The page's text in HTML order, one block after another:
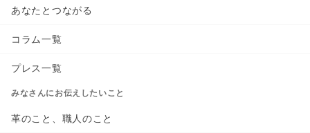
あなたとつながる
コラム一覧
プレス一覧
みなさんにお伝えしたいこと
革のこと、職人のこと